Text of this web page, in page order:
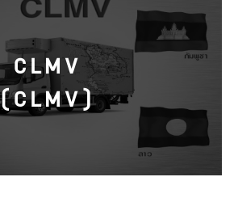
CLMV
(CLMV)